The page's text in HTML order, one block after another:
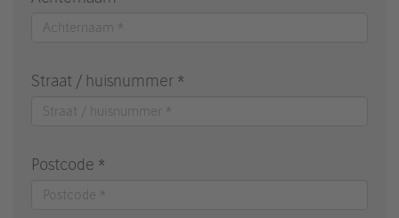
Straat / huisnummer *
Postcode *